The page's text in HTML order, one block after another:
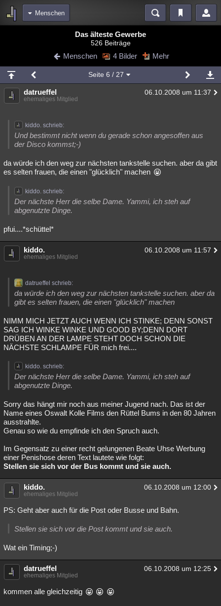
Menschen
Blogs Videos
Chat Wiki Neuigkeiten
meine Rubriken
Menschen Wissenschaft Mystery Kriminalfälle
Natur Umfragen Unterhaltung
weitere Rubriken
Philosophie Träume Orte Esoterik Literatur
Musik Clash Verbesserungen Allmystery English
Übersichten
Besucht Teilgenommen
Lesenswert
Das älteste Gewerbe
526 Beiträge
Menschen 4 Bilder Mehr
Seite 6 / 27
datrueffel 06.10.2008 um 11:37
ehemaliges Mitglied
kiddo. schrieb:
Und bestimmt nicht wenn du gerade schon angesoffen aus
der Disco kommst;-)
da würde ich den weg zur nächsten tankstelle suchen. aber da gibt
es selten frauen, die einen "glücklich" machen
kiddo. schrieb:
Der nächste Herr die selbe Dame. Yammi, ich steh auf
abgenutzte Dinge.
pfui....*schüttel*
kiddo. 06.10.2008 um 11:57
ehemaliges Mitglied
datrueffel schrieb:
da würde ich den weg zur nächsten tankstelle suchen. aber da
gibt es selten frauen, die einen "glücklich" machen
NIMM MICH JETZT AUCH WENN ICH STINKE; DENN SONST
SAG ICH WINKE WINKE UND GOOD BY;DENN DORT
DRÜBEN AN DER LAMPE STEHT DOCH SCHON DIE
NÄCHSTE SCHLAMPE FÜR mich frei....
kiddo. schrieb:
Der nächste Herr die selbe Dame. Yammi, ich steh auf
abgenutzte Dinge.
Sorry das hängt mir noch aus meiner Jugend nach. Das ist der
Name eines Oswalt Kolle Films den Rüttel Bums in den 80 Jahren
ausstrahlte.
Genau so wie du empfinde ich den Spruch auch.
Im Gegensatz zu einer recht gelungenen Beate Uhse Werbung
einer Penishose deren Text lautete wie folgt:
Stellen sie sich vor der Bus kommt und sie auch.
kiddo. 06.10.2008 um 12:00
ehemaliges Mitglied
PS: Geht aber auch für die Post oder Busse und Bahn.
Stellen sie sich vor die Post kommt und sie auch.
Wat ein Timing;-)
datrueffel 06.10.2008 um 12:25
ehemaliges Mitglied
kommen alle gleichzeitig